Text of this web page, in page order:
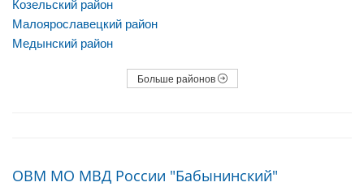
Козельский район
Малоярославецкий район
Медынский район
Больше районов
ОВМ МО МВД России "Бабынинский"